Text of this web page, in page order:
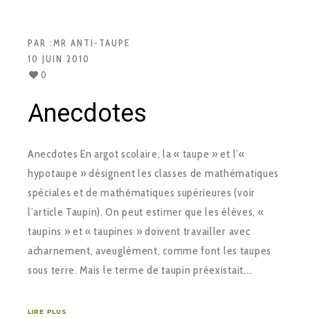
PAR :MR ANTI-TAUPE
10 JUIN 2010
0
Anecdotes
Anecdotes En argot scolaire, la « taupe » et l’«
hypotaupe » désignent les classes de mathématiques
spéciales et de mathématiques supérieures (voir
l’article Taupin). On peut estimer que les élèves, «
taupins » et « taupines » doivent travailler avec
acharnement, aveuglément, comme font les taupes
sous terre. Mais le terme de taupin préexistait,…
LIRE PLUS